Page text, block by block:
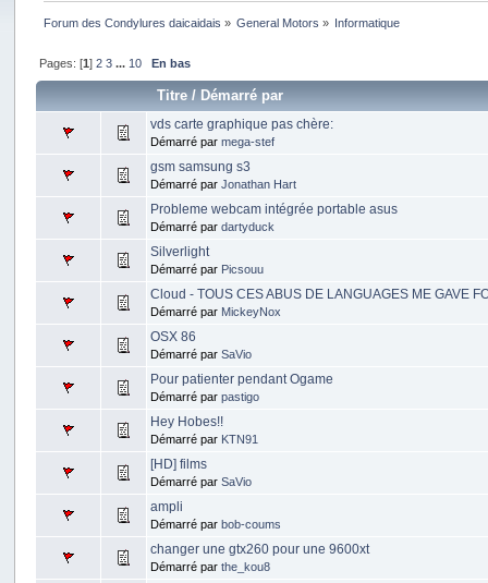
Forum des Condylures daicaidais » General Motors » Informatique
Pages: [1] 2 3 ... 10 En bas
Titre/ Démarré par
vds carte graphique pas chère:
Démarré parmega-stef
gsm samsung s3
Démarré parJonathan Hart
Probleme webcam intégrée portable asus
Démarré pardartyduck
Silverlight
Démarré par Picsouu
Cloud - TOUS CES ABUS DE LANGUAGES ME GAVE
Démarré par MickeyNox
OSX 86
Démarré parSaVio
Pour patienter pendant Ogame
Démarré parpastigo
Hey Hobes!!
Démarré par KTN91
[HD] films
Démarré parSaVio
ampli
Démarré parbob-coums
changer une gtx260 pour une 9600xt
Démarré parthe_kou8